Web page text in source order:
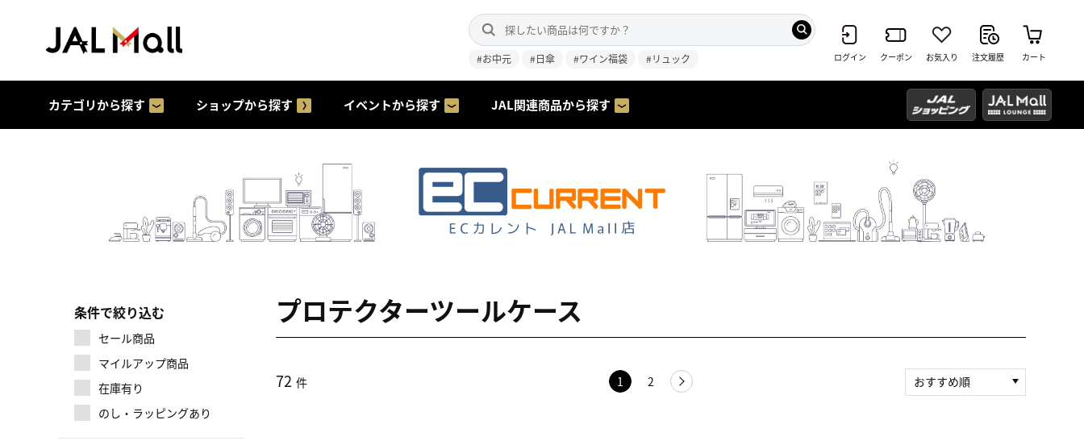
#お中元 #日傘 #ワイン福袋 #リュック ログイン クーポン お気入り 注文履歴 カート
カテゴリから探す ショップから探す イベントから探す JAL関連商品から探す
マイルアップ商品
条件で絞り込む
セール商品
在庫有り
のし・ラッピングあり
プロテクターツールケース
72 件 1 2
おすすめ順